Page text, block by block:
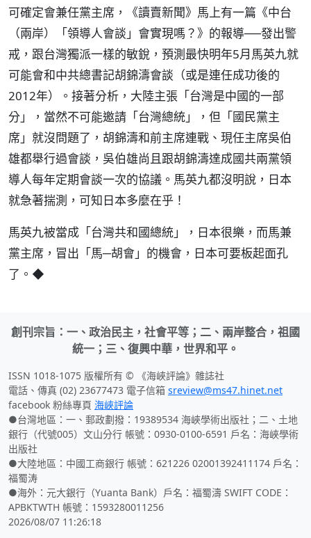
可確定會兼任黨主席，《讀賣新聞》馬上有一篇《中台
（兩岸）「領導人會談」會實現嗎？》的報導──發出警
戒，跟台灣獨派一樣的敏銳，預測最快明年5月馬英九就
可能會和中共總書記胡錦濤會談（或是連任成功後的
2012年）。接著分析，大陸主張「台灣是中國的一部
分」，當然不可能邀請「台灣總統」，但「國民黨主
席」就沒問題了，胡錦濤和前主席連戰、現任主席吳伯
雄都舉行過會談，吳伯雄尚且跟胡錦濤達成國共兩黨領
導人每年定期會談一次的協議。馬英九都沒明說，日本
就急著揣測，可知日本多麼在乎！
馬英九被當成「台灣共和國總統」，日本很樂，而馬兼
黨主席，冒出「馬─胡會」的機會，日本可要板起面孔
了。◆
創刊宗旨：一、政治民主，社會平等；二、兩岸整合，祖國
統一；三、復興中華，世界和平。
ISSN 1018-1075 版權所有 © 《海峽評論》雜誌社
電話、傳真 (02) 23677473 電子信箱 sreview@ms47.hinet.net
facebook 粉絲專頁 海峽評論
●台灣地區：一、郵政劃撥：19389534 海峽學術出版社；二、土地
銀行（代號005）文山分行 帳號：0930-0100-6591 戶名：海峽學術
出版社
●大陸地區：中國工商銀行 帳號：621226 02001392411174 戶名：
福蜀涛
●海外：元大銀行（Yuanta Bank）戶名：福蜀濤 SWIFT CODE：
APBKTWTH 帳號：1593280011256
2026/08/07 11:26:18